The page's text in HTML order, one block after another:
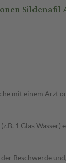
Sildenafil
mit einem Arzt
1 Glas Wasser)
Beschwerde